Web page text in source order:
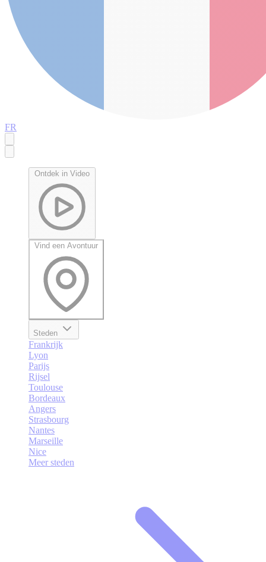
FR
Ontdek in Video
Vind een Avontuur
Steden
Frankrijk
Lyon
Parijs
Rijsel
Toulouse
Bordeaux
Angers
Strasbourg
Nantes
Marseille
Nice
Meer steden